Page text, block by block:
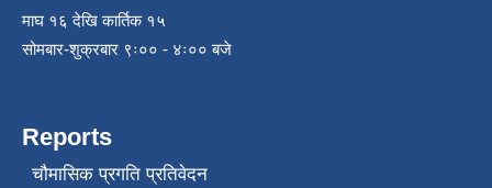
माघ १६ देखि कार्तिक १५
सोमबार-शुक्रबार ९ः०० - ४ः०० बजे
Reports
चौमासिक प्रगति प्रतिवेदन